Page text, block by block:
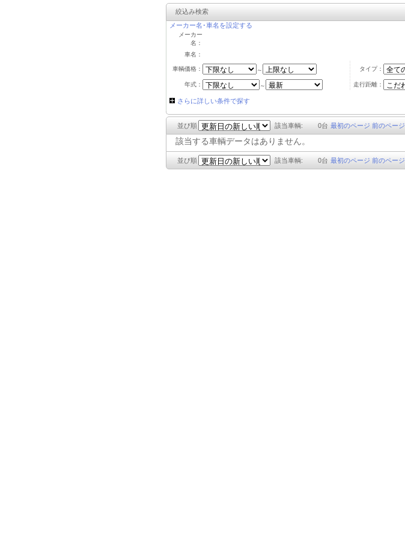
絞込み検索
メーカー名･車名を設定する
メーカー
名：
車名：
車輌価格： ～ タイプ：
年式： ～ 走行距離：
さらに詳しい条件で探す
並び順 該当車輌: 0台 最初のページ 前のページ
該当する車輌データはありません。
並び順 該当車輌: 0台 最初のページ 前のページ